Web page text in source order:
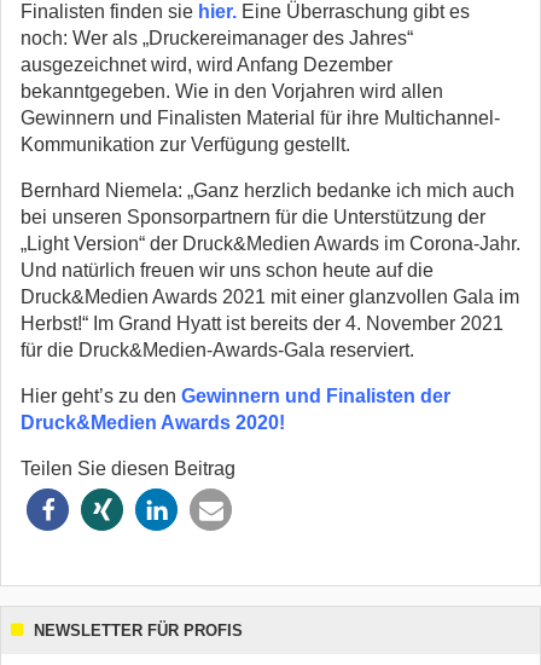
Finalisten finden sie hier. Eine Überraschung gibt es
noch: Wer als „Druckereimanager des Jahres“
ausgezeichnet wird, wird Anfang Dezember
bekanntgegeben. Wie in den Vorjahren wird allen
Gewinnern und Finalisten Material für ihre Multichannel-
Kommunikation zur Verfügung gestellt.
Bernhard Niemela: „Ganz herzlich bedanke ich mich auch
bei unseren Sponsorpartnern für die Unterstützung der
„Light Version“ der Druck&Medien Awards im Corona-Jahr.
Und natürlich freuen wir uns schon heute auf die
Druck&Medien Awards 2021 mit einer glanzvollen Gala im
Herbst!“ Im Grand Hyatt ist bereits der 4. November 2021
für die Druck&Medien-Awards-Gala reserviert.
Hier geht’s zu den Gewinnern und Finalisten der
Druck&Medien Awards 2020!
Teilen Sie diesen Beitrag
NEWSLETTER FÜR PROFIS